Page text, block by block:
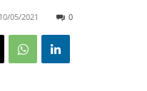
10/05/2021 0